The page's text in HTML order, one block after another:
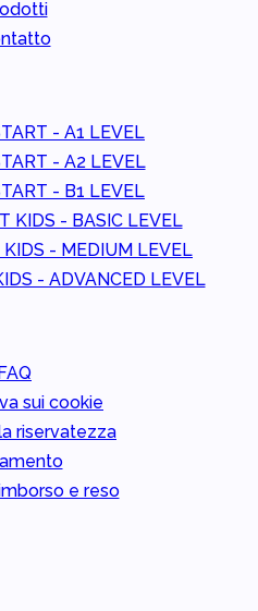
- A1 LEVEL
- A2 LEVEL
- B1 LEVEL
KIDS - BASIC LEVEL
- MEDIUM LEVEL
- ADVANCED LEVEL
sui cookie
riservatezza
e reso